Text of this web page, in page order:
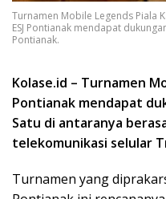
Turnamen Mobile Legends Piala
ESJ Pontianak mendapat
Pontianak.
Kolase.id – Turnamen
Pontianak mendapat
Satu di antaranya
telekomunikasi selular
Turnamen yang